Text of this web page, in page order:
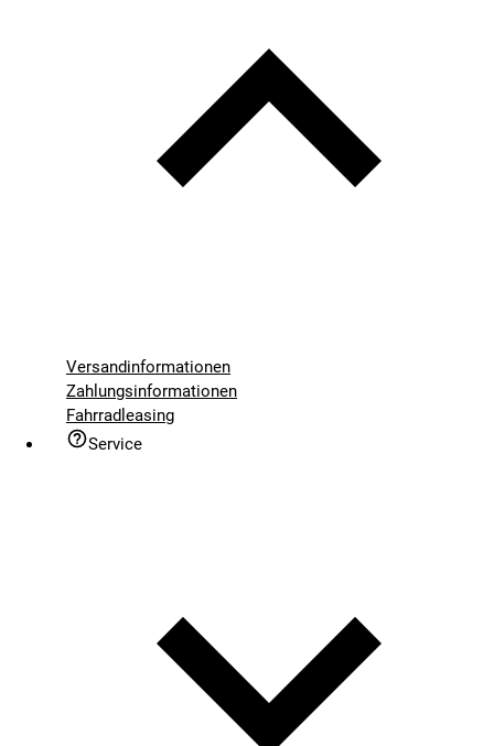
Versandinformationen
Zahlungsinformationen
Fahrradleasing
Service